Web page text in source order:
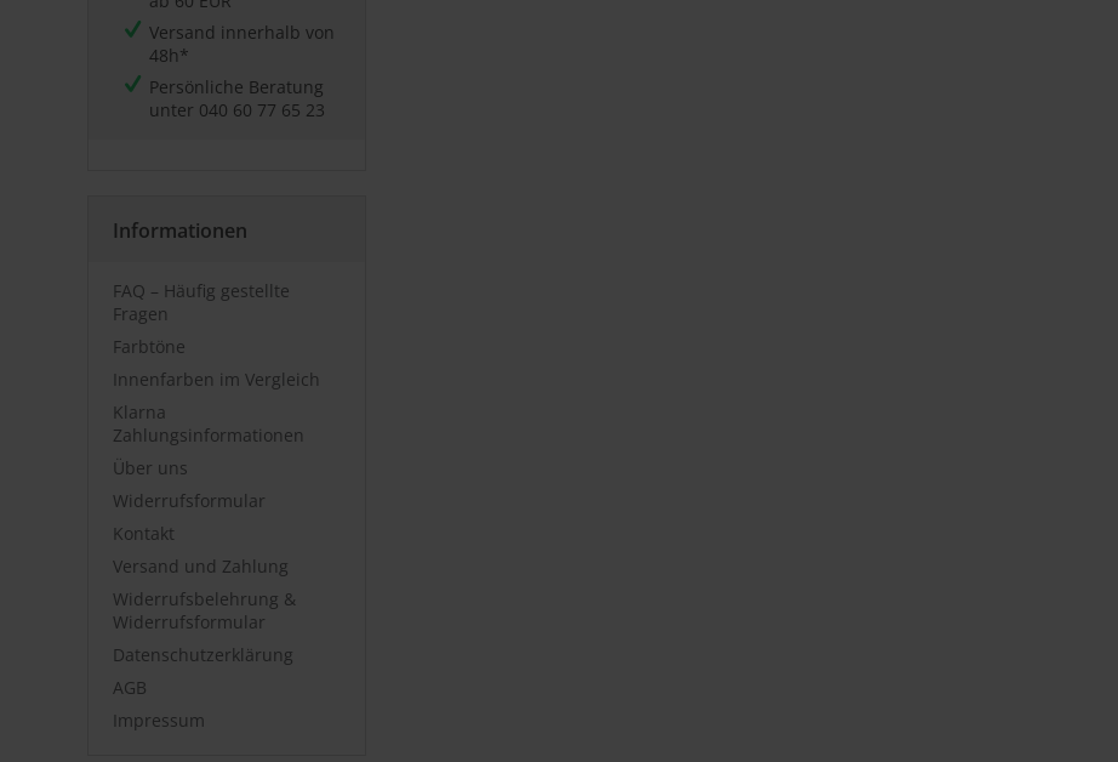
Versand innerhalb von
48h*
Persönliche Beratung
unter 040 60 77 65 23
Informationen
FAQ – Häufig gestellte
Fragen
Farbtöne
Innenfarben im Vergleich
Klarna
Zahlungsinformationen
Über uns
Widerrufsformular
Kontakt
Versand und Zahlung
Widerrufsbelehrung &
Widerrufsformular
Datenschutzerklärung
AGB
Impressum